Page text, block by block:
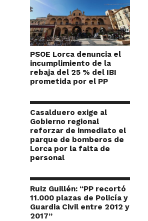
PSOE Lorca denuncia el
incumplimiento de la
rebaja del 25 % del IBI
prometida por el PP
Casalduero exige al
Gobierno regional
reforzar de inmediato el
parque de bomberos de
Lorca por la falta de
personal
Ruiz Guillén: “PP recortó
11.000 plazas de Policía y
Guardia Civil entre 2012 y
2017”